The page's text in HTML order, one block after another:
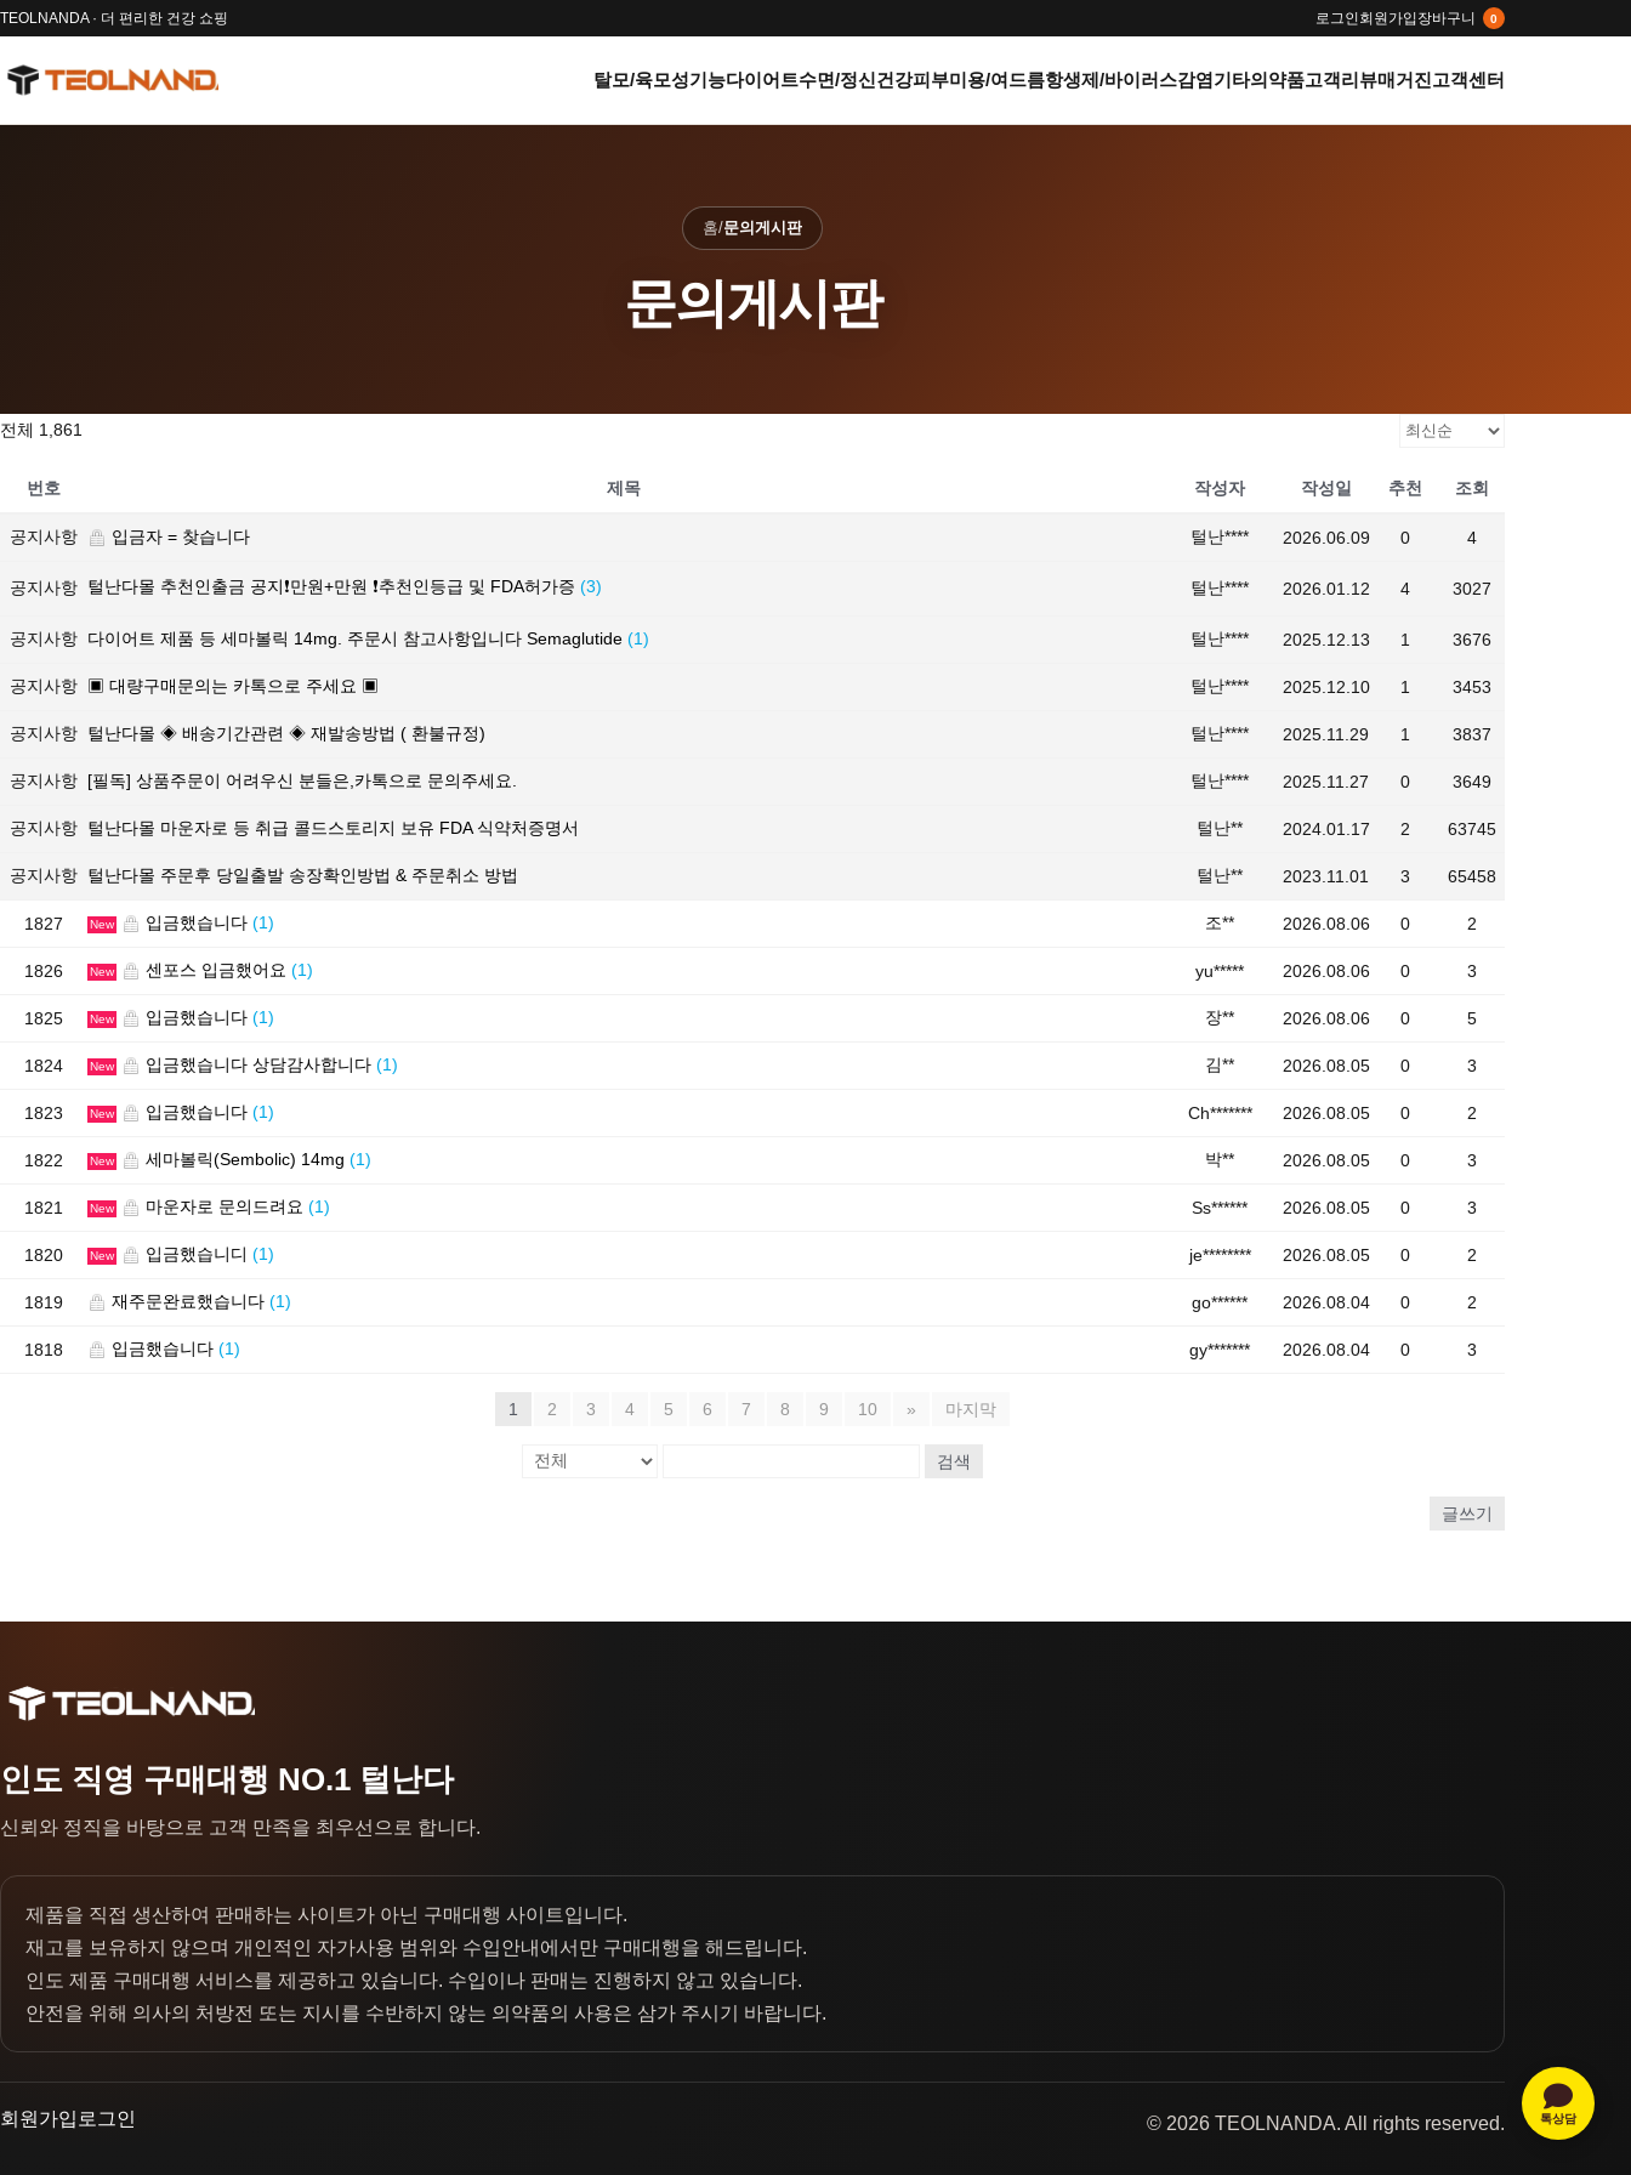
톡상담
TEOLNANDA · 더 편리한 건강 쇼핑 로그인회원가입장바구니 0
탈모/육모성기능다이어트수면/정신건강피부미용/여드름항생제/바이러스감염기타의약품고객리뷰매거진 고객센터
홈/문의게시판
문의게시판
전체 1,861
번호 제목 작성자 작성일 추천 조회
공지사항 입금자 = 찾습니다 털난**** 2026.06.09 0 4
공지사항 털난다몰 추천인출금 공지❗만원+만원 ❗추천인등급 및 FDA허가증 (3) 털난**** 2026.01.12 4 3027
공지사항 다이어트 제품 등 세마볼릭 14mg. 주문시 참고사항입니다 Semaglutide (1) 털난**** 2025.12.13 1 3676
공지사항 ▣ 대량구매문의는 카톡으로 주세요 ▣ 털난**** 2025.12.10 1 3453
공지사항 털난다몰 ◈ 배송기간관련 ◈ 재발송방법 ( 환불규정) 털난**** 2025.11.29 1 3837
공지사항 [필독] 상품주문이 어려우신 분들은,카톡으로 문의주세요. 털난**** 2025.11.27 0 3649
공지사항 털난다몰 마운자로 등 취급 콜드스토리지 보유 FDA 식약처증명서 털난** 2024.01.17 2 63745
공지사항 털난다몰 주문후 당일출발 송장확인방법 & 주문취소 방법 털난** 2023.11.01 3 65458
1827 New 입금했습니다 (1) 조** 2026.08.06 0 2
1826 New 센포스 입금했어요 (1) yu***** 2026.08.06 0 3
1825 New 입금했습니다 (1) 장** 2026.08.06 0 5
1824 New 입금했습니다 상담감사합니다 (1) 김** 2026.08.05 0 3
1823 New 입금했습니다 (1) Ch******* 2026.08.05 0 2
1822 New 세마볼릭(Sembolic) 14mg (1) 박** 2026.08.05 0 3
1821 New 마운자로 문의드려요 (1) Ss****** 2026.08.05 0 3
1820 New 입금했습니디 (1) je******** 2026.08.05 0 2
1819 재주문완료했습니다 (1) go****** 2026.08.04 0 2
1818 입금했습니다 (1) gy******* 2026.08.04 0 3
1 2 3 4 5 6 7 8 9 10 » 마지막
검색
글쓰기
인도 직영 구매대행 NO.1 털난다
신뢰와 정직을 바탕으로 고객 만족을 최우선으로 합니다.
제품을 직접 생산하여 판매하는 사이트가 아닌 구매대행 사이트입니다.
재고를 보유하지 않으며 개인적인 자가사용 범위와 수입안내에서만 구매대행을 해드립니다.
인도 제품 구매대행 서비스를 제공하고 있습니다. 수입이나 판매는 진행하지 않고 있습니다.
안전을 위해 의사의 처방전 또는 지시를 수반하지 않는 의약품의 사용은 삼가 주시기 바랍니다.
회원가입로그인 © 2026 TEOLNANDA. All rights reserved.